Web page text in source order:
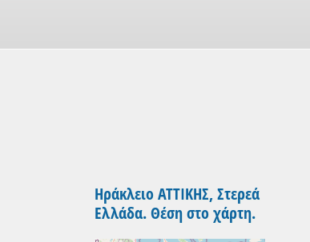
Ηράκλειο ΑΤΤΙΚΗΣ, Στερεά
Ελλάδα. Θέση στο χάρτη.